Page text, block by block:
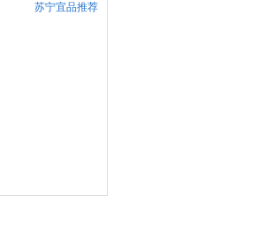
苏宁宜品推荐